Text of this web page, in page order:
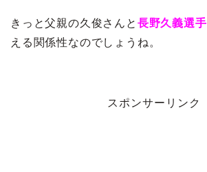
きっと父親の久俊さんと 長野久義選手
える関係性なのでしょうね。
スポンサーリンク